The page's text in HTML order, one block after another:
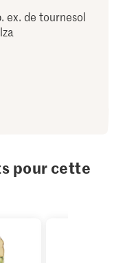
ex. de tournesol
pour cette